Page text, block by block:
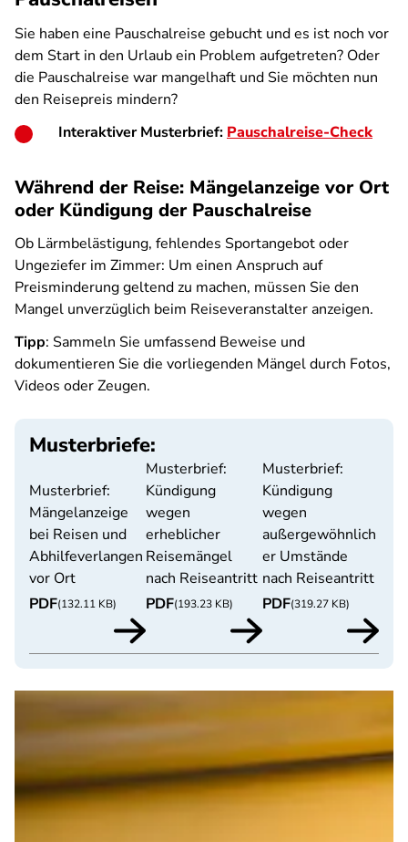
Sie haben eine Pauschalreise gebucht und es ist noch vor
dem Start in den Urlaub ein Problem aufgetreten? Oder
die Pauschalreise war mangelhaft und Sie möchten nun
den Reisepreis mindern?
Interaktiver Musterbrief: Pauschalreise-Check
Während der Reise: Mängelanzeige vor Ort
oder Kündigung der Pauschalreise
Ob Lärmbelästigung, fehlendes Sportangebot oder
Ungeziefer im Zimmer: Um einen Anspruch auf
Preisminderung geltend zu machen, müssen Sie den
Mangel unverzüglich beim Reiseveranstalter anzeigen.
Tipp: Sammeln Sie umfassend Beweise und
dokumentieren Sie die vorliegenden Mängel durch Fotos,
Videos oder Zeugen.
Musterbriefe:
Musterbrief:
Mängelanzeige
bei Reisen und
Abhilfeverlangen
vor Ort
PDF(132.11 KB)
Musterbrief:
Kündigung
wegen
erheblicher
Reisemängel
nach Reiseantritt
PDF(193.23 KB)
Musterbrief:
Kündigung
wegen
außergewöhnlich
er Umstände
nach Reiseantritt
PDF(319.27 KB)